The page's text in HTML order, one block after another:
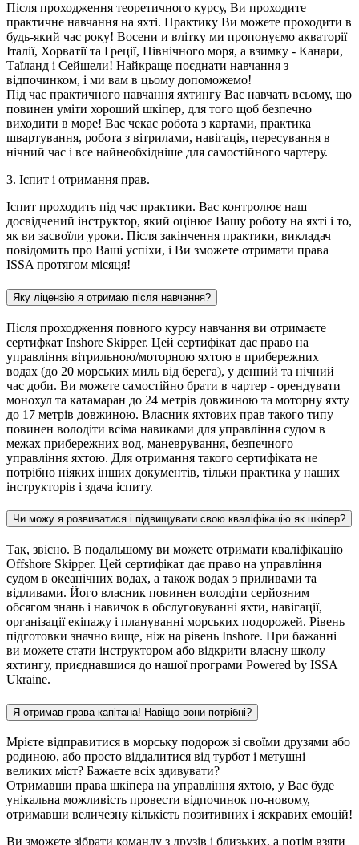
Після проходження теоретичного курсу, Ви проходите
практичне навчання на яхті. Практику Ви можете проходити в
будь-який час року! Восени и влітку ми пропонуємо акваторії
Італії, Хорватії та Греції, Північного моря, а взимку - Канари,
Таїланд і Сейшели! Найкраще поєднати навчання з
відпочинком, і ми вам в цьому допоможемо!
Під час практичного навчання яхтингу Вас навчать всьому, що
повинен уміти хороший шкіпер, для того щоб безпечно
виходити в море! Вас чекає робота з картами, практика
швартування, робота з вітрилами, навігація, пересування в
нічний час і все найнеобхідніше для самостійного чартеру.
3. Іспит і отримання прав.
Іспит проходить під час практики. Вас контролює наш
досвідчений інструктор, який оцінює Вашу роботу на яхті і то,
як ви засвоїли уроки. Після закінчення практики, викладач
повідомить про Ваші успіхи, і Ви зможете отримати права
ISSA протягом місяця!
Яку ліцензію я отримаю після навчання?
Після проходження повного курсу навчання ви отримаєте
сертифкат Inshore Skipper. Цей сертифікат дає право на
управління вітрильною/моторною яхтою в прибережних
водах (до 20 морських миль від берега), у денний та нічний
час доби. Ви можете самостійно брати в чартер - орендувати
монохул та катамаран до 24 метрів довжиною та моторну яхту
до 17 метрів довжиною. Власник яхтових прав такого типу
повинен володіти всіма навиками для управління судом в
межах прибережних вод, маневрування, безпечного
управління яхтою. Для отримання такого сертифіката не
потрібно ніяких інших документів, тільки практика у наших
інструкторів і здача іспиту.
Чи можу я розвиватися і підвищувати свою кваліфікацію як шкіпер?
Так, звісно. В подальшому ви можете отримати кваліфікацію
Offshore Skipper. Цей сертифікат дає право на управління
судом в океанічних водах, а також водах з приливами та
відливами. Його власник повинен володіти серйозним
обсягом знань і навичок в обслуговуванні яхти, навігації,
організації екіпажу і плануванні морських подорожей. Рівень
підготовки значно вище, ніж на рівень Inshore. При бажанні
ви можете стати інструктором або відкрити власну школу
яхтингу, приєднавшися до нашої програми Powered by ISSA
Ukraine.
Я отримав права капітана! Навіщо вони потрібні?
Мрієте відправитися в морську подорож зі своїми друзями або
родиною, або просто віддалитися від турбот і метушні
великих міст? Бажаєте всіх здивувати?
Отримавши права шкіпера на управління яхтою, у Вас буде
унікальна можливість провести відпочинок по-новому,
отримавши величезну кількість позитивних і яскравих емоцій!
Ви зможете зібрати команду з друзів і близьких, а потім взяти